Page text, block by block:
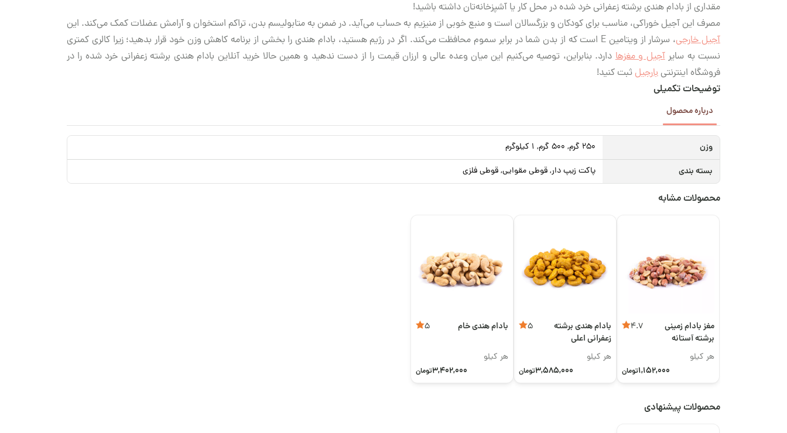
مقداری از بادام هندی برشته زعفرانی خرد شده در محل کار یا آشپزخانه‌تان داشته باشید!
مصرف این آجیل خوراکی، مناسب برای کودکان و بزرگسالان است و منبع خوبی از منیزیم به حساب می‌آید. در ضمن به متابولیسم بدن، تراکم استخوان و آرامش عضلات کمک می‌کند. این
آجیل خارجی
، سرشار از ویتامین E است که از بدن شما در برابر سموم محافظت می‌کند. اگر در رژیم هستید، بادام هندی را بخشی از برنامه کاهش وزن خود قرار بدهید؛ زیرا کالری کمتری
نسبت به سایرآجیل‌ و مغزهادارد. بنابراین، توصیه می‌کنیم این میان وعده عالی و ارزان قیمت را از دست ندهید و همین حالا خرید آنلاین بادام هندی برشته زعفرانی خرد شده را در
فروشگاه اینترنتی بارجیل ثبت کنید!
توضیحات تکمیلی
درباره محصول
وزن 250 گرم, 500 گرم, 1 کیلوگرم
بسته بندی پاکت زیپ دار, قوطی مقوایی, قوطی فلزی
محصولات مشابه
مغز بادام زمینی
برشته آستانه
اعلی
4.7
هر کیلو
1,152,000تومان
بادام هندی برشته
زعفرانی اعلی
5
هر کیلو
3,585,000تومان
بادام هندی خام 5
هر کیلو
3,402,000تومان
محصولات پیشنهادی